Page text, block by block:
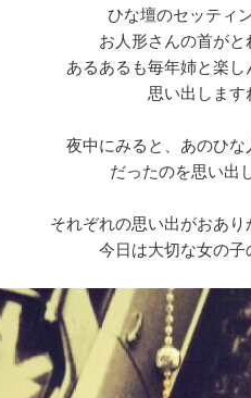
ひな壇のセッティ
お人形さんの首がと
あるあるも毎年姉と楽
思い出します
夜中にみると、あのひ
だったのを思い出
それぞれの思い出がおあり
今日は大切な女の子